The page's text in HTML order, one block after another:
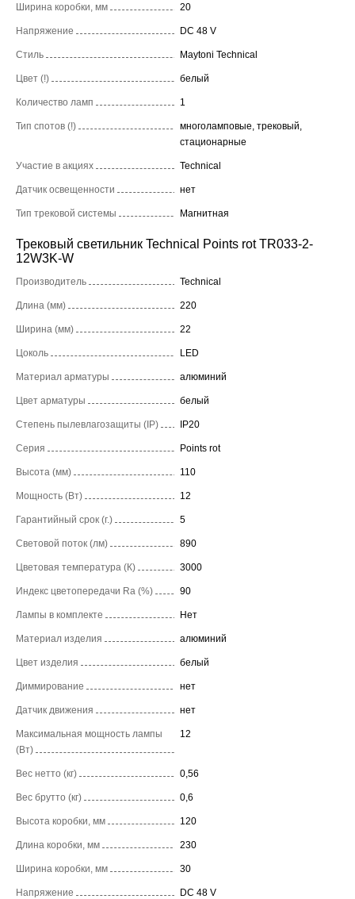
Ширина коробки, мм 20
Напряжение DC 48 V
Стиль Maytoni Technical
Цвет (!) белый
Количество ламп 1
Тип спотов (!)
многоламповые, трековый,
стационарные
Участие в акциях Technical
Датчик освещенности нет
Тип трековой системы Магнитная
Трековый светильник Technical Points rot TR033-2-
12W3K-W
Производитель Technical
Длина (мм) 220
Ширина (мм) 22
Цоколь LED
Материал арматуры алюминий
Цвет арматуры белый
Степень пылевлагозащиты (IP) IP20
Серия Points rot
Высота (мм) 110
Мощность (Вт) 12
Гарантийный срок (г.) 5
Световой поток (лм) 890
Цветовая температура (К) 3000
Индекс цветопередачи Ra (%) 90
Лампы в комплекте Нет
Материал изделия алюминий
Цвет изделия белый
Диммирование нет
Датчик движения нет
Максимальная мощность лампы
(Вт)
12
Вес нетто (кг) 0,56
Вес брутто (кг) 0,6
Высота коробки, мм 120
Длина коробки, мм 230
Ширина коробки, мм 30
Напряжение DC 48 V